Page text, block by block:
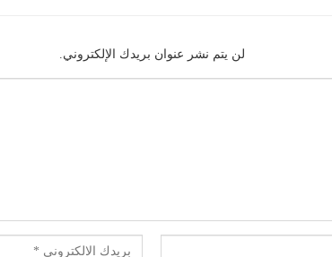
لن يتم نشر عنوان بريدك الإلكتروني.